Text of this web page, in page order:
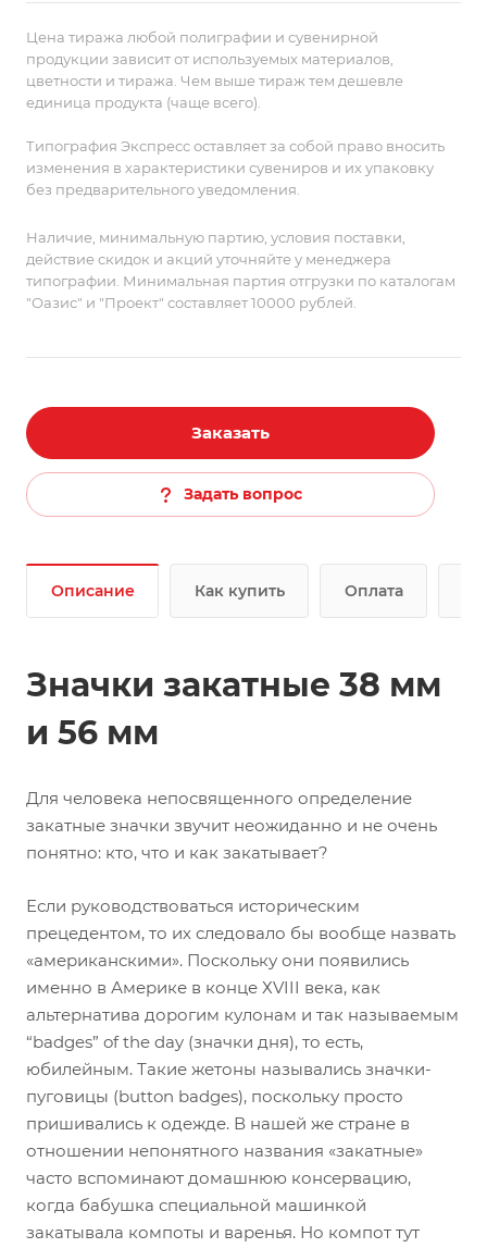
Цена тиража любой полиграфии и сувенирной
продукции зависит от используемых материалов,
цветности и тиража. Чем выше тираж тем дешевле
единица продукта (чаще всего).
Типография Экспресс оставляет за собой право вносить
изменения в характеристики сувениров и их упаковку
без предварительного уведомления.
Наличие, минимальную партию, условия поставки,
действие скидок и акций уточняйте у менеджера
типографии. Минимальная партия отгрузки по каталогам
"Оазис" и "Проект" составляет 10000 рублей.
Заказать
Задать вопрос
Описание Как купить Оплата
Значки закатные 38 мм
и 56 мм
Для человека непосвященного определение
закатные значки звучит неожиданно и не очень
понятно: кто, что и как закатывает?
Если руководствоваться историческим
прецедентом, то их следовало бы вообще назвать
«американскими». Поскольку они появились
именно в Америке в конце ХVIII века, как
альтернатива дорогим кулонам и так называемым
“badges” of the day (значки дня), то есть,
юбилейным. Такие жетоны назывались значки-
пуговицы (button badges), поскольку просто
пришивались к одежде. В нашей же стране в
отношении непонятного названия «закатные»
часто вспоминают домашнюю консервацию,
когда бабушка специальной машинкой
закатывала компоты и варенья. Но компот тут